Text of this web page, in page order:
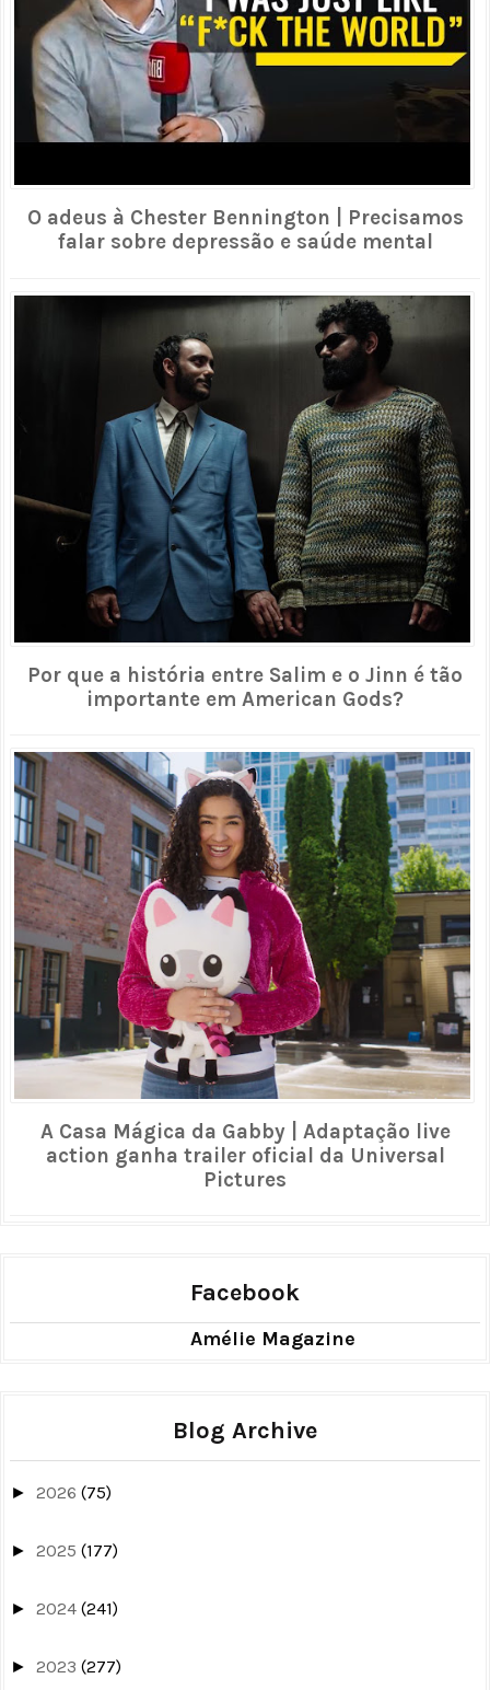
O adeus à Chester Bennington | Precisamos
falar sobre depressão e saúde mental
Por que a história entre Salim e o Jinn é tão
importante em American Gods?
A Casa Mágica da Gabby | Adaptação live
action ganha trailer oficial da Universal
Pictures
Facebook
Amélie Magazine
Blog Archive
► 2026 (75)
► 2025 (177)
► 2024 (241)
► 2023 (277)